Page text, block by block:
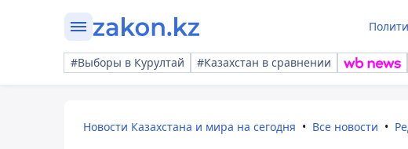
#Выборы в Курултай #Казахстан в сравнении
Новости Казахстана и мира на сегодня Все новости